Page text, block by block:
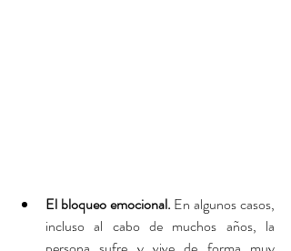
El bloqueo emocional. En algunos casos,
incluso al cabo de muchos años, la